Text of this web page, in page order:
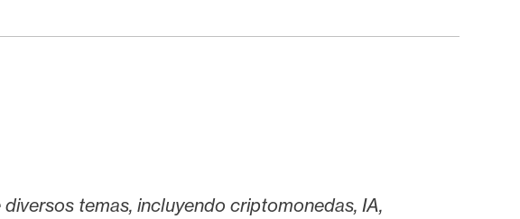
temas, incluyendo criptomonedas, IA,